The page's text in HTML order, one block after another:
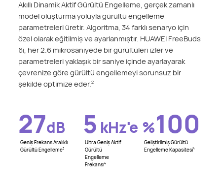
Akıllı Dinamik Aktif Gürültü Engelleme, gerçek zamanlı
model oluşturma yoluyla gürültü engelleme
parametreleri üretir. Algoritma, 34 farklı senaryo için
özel olarak eğitilmiş ve ayarlanmıştır. HUAWEI FreeBuds
6i, her 2.6 mikrosaniyede bir gürültüleri izler ve
parametreleri yaklaşık bir saniye içinde ayarlayarak
çevrenize göre gürültü engellemeyi sorunsuz bir
şekilde optimize eder.2
27dB
Geniş Frekans Aralıklı
Gürültü Engelleme3
5 kHz'e
Ultra Geniş Aktif
Gürültü
Engelleme
Frekansı4
%100
Geliştirilmiş Gürültü
Engelleme Kapasitesi4